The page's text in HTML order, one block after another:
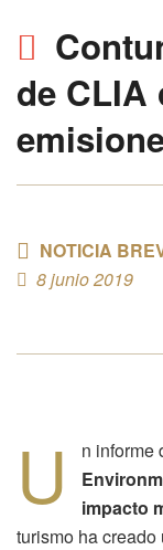
de CLIA
NOTICIA
8 junio 2019
U n informe
impacto
turismo ha